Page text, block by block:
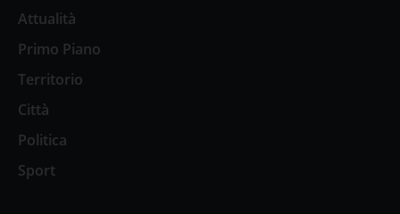
Attualità
Primo Piano
Territorio
Città
Politica
Sport